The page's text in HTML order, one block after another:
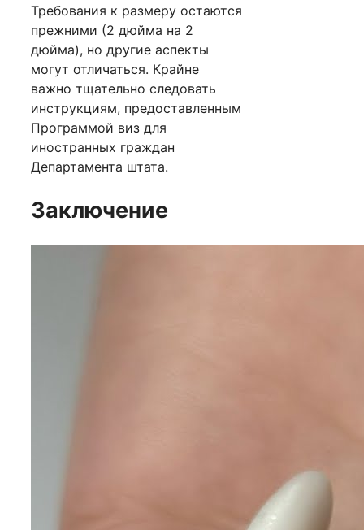
Требования к размеру остаются
прежними (2 дюйма на 2
дюйма), но другие аспекты
могут отличаться. Крайне
важно тщательно следовать
инструкциям, предоставленным
Программой виз для
иностранных граждан
Департамента штата.
Заключение